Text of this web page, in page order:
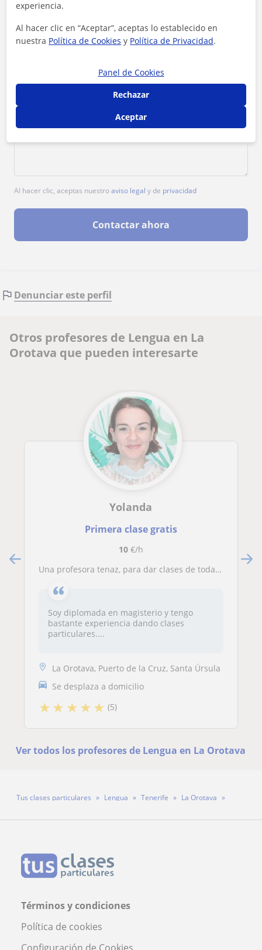
Al hacer clic, aceptas nuestroaviso legal y de privacidad
Contactar ahora
Denunciar este perfil
Otros profesores de Lengua en La
Orotava que pueden interesarte
Yolanda
Primera clase gratis
10€/h
Una profesora tenaz, para dar clases de todas las materias a niños de 5 a 11años
Soy diplomada en magisterio y tengo
bastante experiencia dando clases
particulares....
La Orotava, Puerto de la Cruz, Santa Úrsula
Se desplaza a domicilio
★★ ★★★ (5)
Ver todos los profesores de Lengua en La Orotava
Tus clases particulares Lengua Tenerife
La Orotava
Términos y condiciones
Política de cookies
experiencia.
Al hacer clic en “Aceptar”, aceptas lo establecido en
nuestra Política de Cookies y Política de Privacidad.
Panel de Cookies
Rechazar
Aceptar